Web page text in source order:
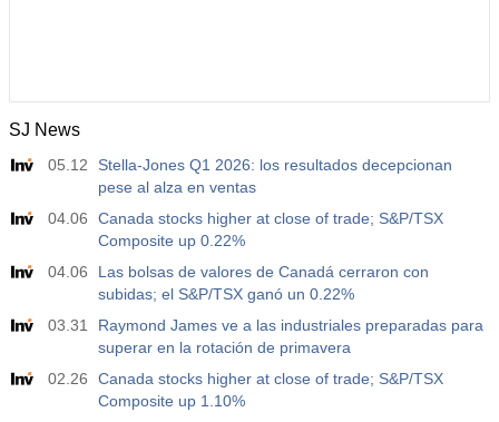
SJ News
05.12
Stella-Jones Q1 2026: los resultados decepcionan
pese al alza en ventas
04.06
Canada stocks higher at close of trade; S&P/TSX
Composite up 0.22%
04.06
Las bolsas de valores de Canadá cerraron con
subidas; el S&P/TSX ganó un 0.22%
03.31
Raymond James ve a las industriales preparadas para
superar en la rotación de primavera
02.26
Canada stocks higher at close of trade; S&P/TSX
Composite up 1.10%